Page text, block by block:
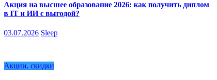
Акция на высшее образование 2026: как получить диплом
в IT и ИИ с выгодой?
03.07.2026 Sleep
Акции, скидки